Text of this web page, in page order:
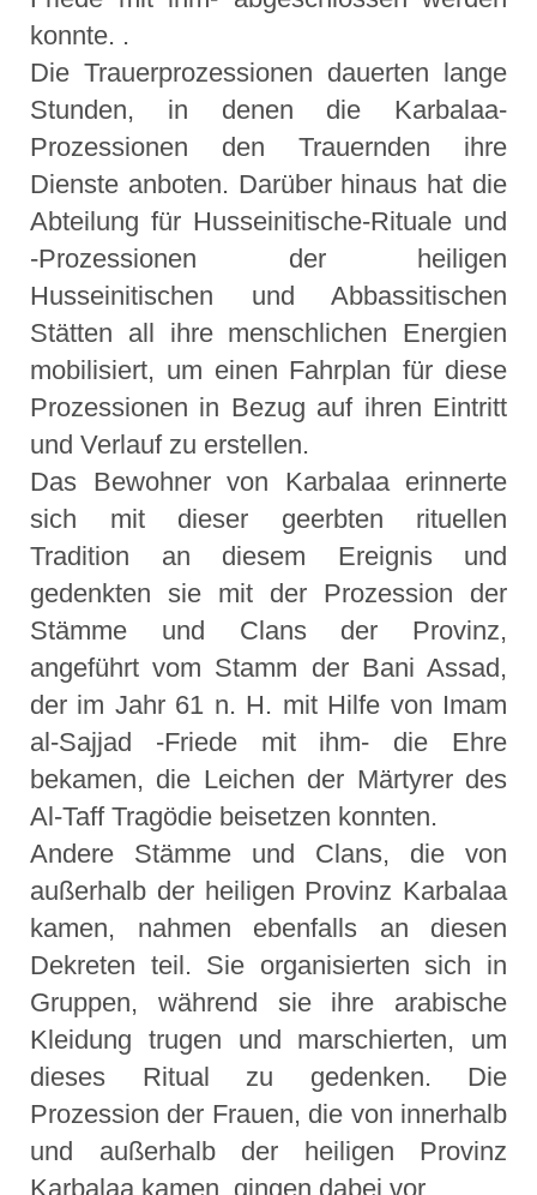
konnte. .
Die Trauerprozessionen dauerten lange
Stunden, in denen die Karbalaa-
Prozessionen den Trauernden ihre
Dienste anboten. Darüber hinaus hat die
Abteilung für Husseinitische-Rituale und
-Prozessionen der heiligen
Husseinitischen und Abbassitischen
Stätten all ihre menschlichen Energien
mobilisiert, um einen Fahrplan für diese
Prozessionen in Bezug auf ihren Eintritt
und Verlauf zu erstellen.
Das Bewohner von Karbalaa erinnerte
sich mit dieser geerbten rituellen
Tradition an diesem Ereignis und
gedenkten sie mit der Prozession der
Stämme und Clans der Provinz,
angeführt vom Stamm der Bani Assad,
der im Jahr 61 n. H. mit Hilfe von Imam
al-Sajjad -Friede mit ihm- die Ehre
bekamen, die Leichen der Märtyrer des
Al-Taff Tragödie beisetzen konnten.
Andere Stämme und Clans, die von
außerhalb der heiligen Provinz Karbalaa
kamen, nahmen ebenfalls an diesen
Dekreten teil. Sie organisierten sich in
Gruppen, während sie ihre arabische
Kleidung trugen und marschierten, um
dieses Ritual zu gedenken. Die
Prozession der Frauen, die von innerhalb
und außerhalb der heiligen Provinz
Karbalaa kamen, gingen dabei vor.